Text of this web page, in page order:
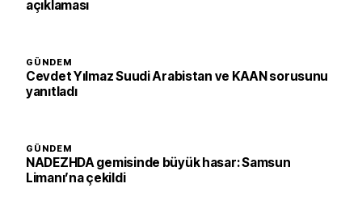
açıklaması
GÜNDEM
Cevdet Yılmaz Suudi Arabistan ve KAAN sorusunu
yanıtladı
GÜNDEM
NADEZHDA gemisinde büyük hasar: Samsun
Limanı’na çekildi